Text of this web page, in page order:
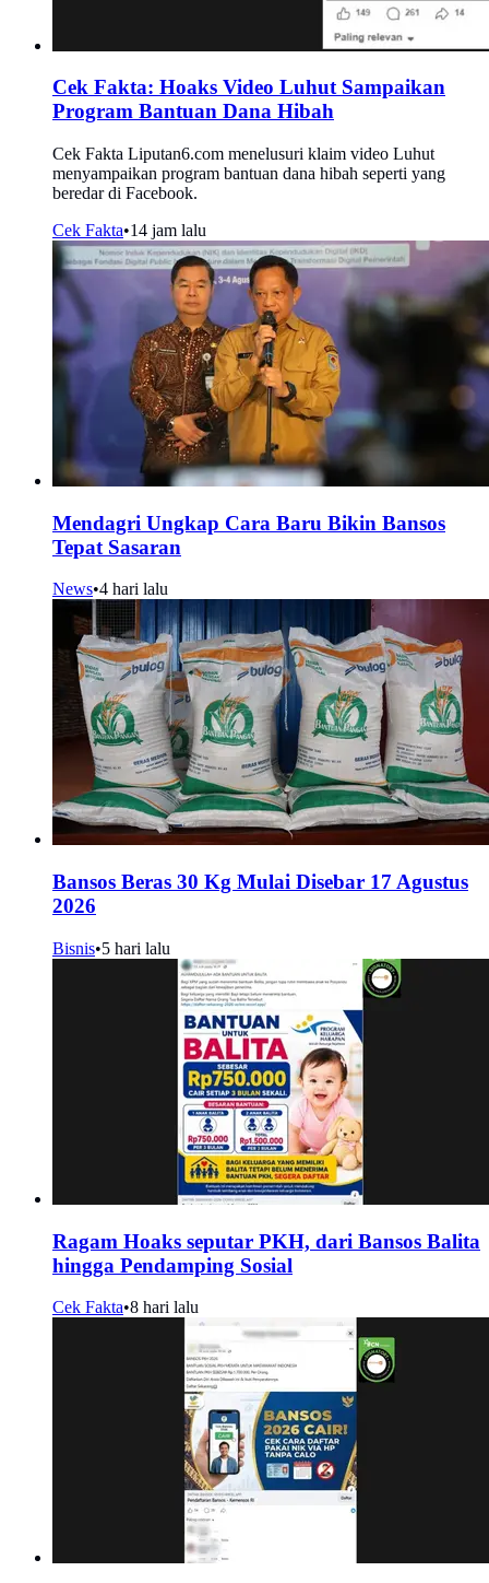
Cek Fakta: Hoaks Video Luhut Sampaikan
Program Bantuan Dana Hibah
Cek Fakta Liputan6.com menelusuri klaim video Luhut
menyampaikan program bantuan dana hibah seperti yang
beredar di Facebook.
Cek Fakta•14 jam lalu
Mendagri Ungkap Cara Baru Bikin Bansos
Tepat Sasaran
News•4 hari lalu
Bansos Beras 30 Kg Mulai Disebar 17 Agustus
2026
Bisnis•5 hari lalu
Ragam Hoaks seputar PKH, dari Bansos Balita
hingga Pendamping Sosial
Cek Fakta•8 hari lalu